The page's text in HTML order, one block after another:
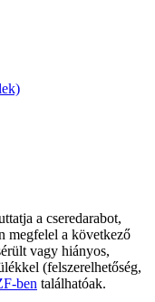
a cseredarabot,
megfelel a következő
vagy hiányos,
(felszerelhetőség,
ben találhatóak.